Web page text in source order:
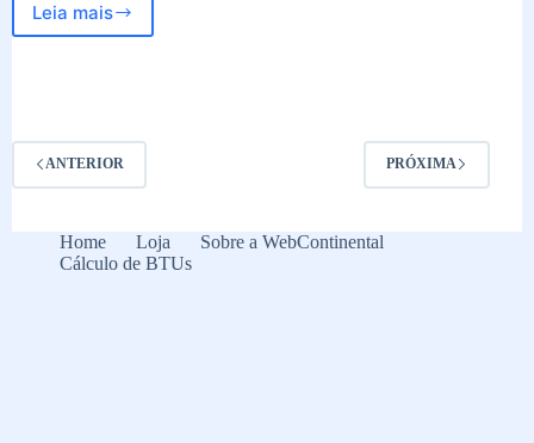
Leia mais
Como
ANTERIOR PRÓXIMA
Home Loja
Sobre a WebContinental
Cálculo de BTUs